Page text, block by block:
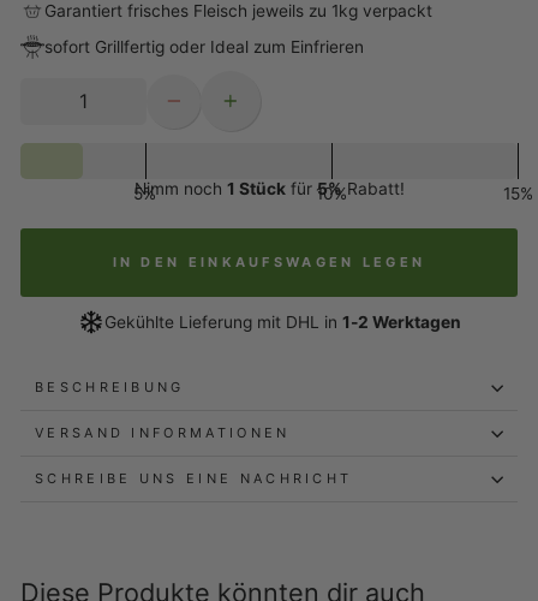
Garantiert frisches Fleisch jeweils zu 1kg verpackt
sofort Grillfertig oder Ideal zum Einfrieren
− +
5% 10% 15%
Nimm noch 1 Stückfür 5%Rabatt!
IN DEN EINKAUFSWAGEN LEGEN
Gekühlte Lieferung mit DHL in 1-2 Werktagen
BESCHREIBUNG
VERSAND INFORMATIONEN
SCHREIBE UNS EINE NACHRICHT
Diese Produkte könnten dir auch